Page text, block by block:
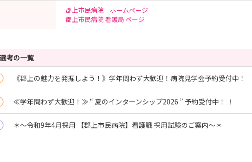
郡上市民病院 ホームページ
郡上市民病院 看護局 ページ
考の一覧
《郡上の魅力を発掘しよう！》学年問わず大歓迎！病院見学会予約受付中！
≪学年問わず大歓迎！≫ “ 夏のインターンシップ2026 ” 予約受付中！ ！
＊～令和9年4月採用 【郡上市民病院】看護職 採用試験のご案内～＊